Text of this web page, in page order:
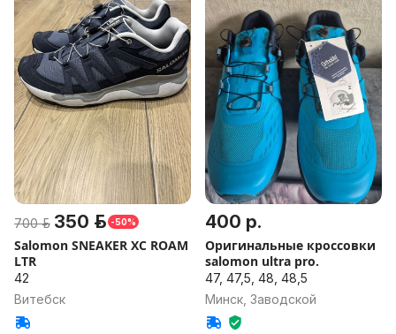
700 р. 350 р. -50%
Salomon SNEAKER XC ROAM
LTR
42
Витебск
400 р.
Оригинальные кроссовки
salomon ultra pro.
47, 47,5, 48, 48,5
Минск, Заводской